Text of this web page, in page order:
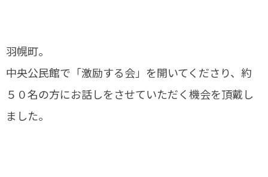
羽幌町。
中央公民館で「激励する会」を開いてくださり、約
５０名の方にお話しをさせていただく機会を頂戴し
ました。